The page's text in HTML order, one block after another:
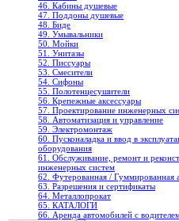
46. Кабины душевые
47. Поддоны душевые
48. Биде
49. Умывальники
50. Мойки
51. Унитазы
52. Писсуары
53. Смесители
54. Сифоны
55. Полотенцесушители
56. Крепежные аксессуары
57. Проектирование инженерных
58. Автоматизация и управление
59. Электромонтаж
60. Пусконаладка и ввод в
оборудования
61. Обслуживание, ремонт и
инженерных систем
62. Футерованная / Гуммированная
63. Разрешения и сертификаты
64. Металлопрокат
65. КАТАЛОГИ
66. Аренда автомобилей с